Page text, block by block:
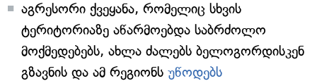
აგრესორი ქვეყანა, რომელიც სხვის
ტერიტორიაზე აწარმოებდა საბრძოლო
მოქმედებებს, ახლა ძალებს ბელოგორდისკენ
გზავნის და ამ რეგიონს უწოდებს